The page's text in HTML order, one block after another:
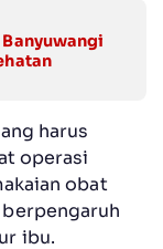
Banyuwangi
harus
operasi
obat
ibu.